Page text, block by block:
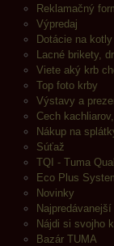
Reklamačný
Výpredaj
Dotácie na
Lacné brikety,
Viete aký krb
Top foto krby
Výstavy a
Cech
Nákup na
Súťaž
TQI - Tuma
Eco Plus
Novinky
Nájdi si svojho
Bazár TUMA